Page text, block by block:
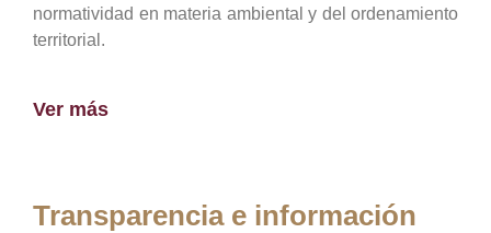
normatividad en materia ambiental y del ordenamiento
territorial.
Ver más
Transparencia e información